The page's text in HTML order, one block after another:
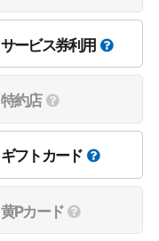
サービス券利用
特約店
ギフトカード
黄Pカード